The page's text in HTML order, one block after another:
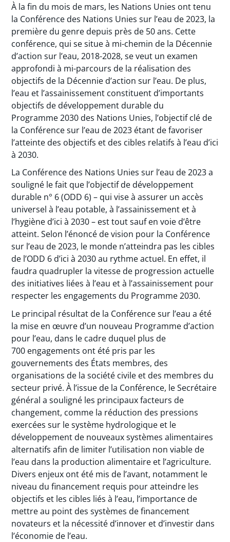
À la fin du mois de mars, les Nations Unies ont tenu
la Conférence des Nations Unies sur l’eau de 2023, la
première du genre depuis près de 50 ans. Cette
conférence, qui se situe à mi-chemin de la Décennie
d’action sur l’eau, 2018-2028, se veut un examen
approfondi à mi-parcours de la réalisation des
objectifs de la Décennie d’action sur l’eau. De plus,
l’eau et l’assainissement constituent d’importants
objectifs de développement durable du
Programme 2030 des Nations Unies, l’objectif clé de
la Conférence sur l’eau de 2023 étant de favoriser
l’atteinte des objectifs et des cibles relatifs à l’eau d’ici
à 2030.
La Conférence des Nations Unies sur l’eau de 2023 a
souligné le fait que l’objectif de développement
durable n° 6 (ODD 6) – qui vise à assurer un accès
universel à l’eau potable, à l’assainissement et à
l’hygiène d’ici à 2030 – est tout sauf en voie d’être
atteint. Selon l’énoncé de vision pour la Conférence
sur l’eau de 2023, le monde n’atteindra pas les cibles
de l’ODD 6 d’ici à 2030 au rythme actuel. En effet, il
faudra quadrupler la vitesse de progression actuelle
des initiatives liées à l’eau et à l’assainissement pour
respecter les engagements du Programme 2030.
Le principal résultat de la Conférence sur l’eau a été
la mise en œuvre d’un nouveau Programme d’action
pour l’eau, dans le cadre duquel plus de
700 engagements ont été pris par les
gouvernements des États membres, des
organisations de la société civile et des membres du
secteur privé. À l’issue de la Conférence, le Secrétaire
général a souligné les principaux facteurs de
changement, comme la réduction des pressions
exercées sur le système hydrologique et le
développement de nouveaux systèmes alimentaires
alternatifs afin de limiter l’utilisation non viable de
l’eau dans la production alimentaire et l’agriculture.
Divers enjeux ont été mis de l’avant, notamment le
niveau du financement requis pour atteindre les
objectifs et les cibles liés à l’eau, l’importance de
mettre au point des systèmes de financement
novateurs et la nécessité d’innover et d’investir dans
l’économie de l’eau.